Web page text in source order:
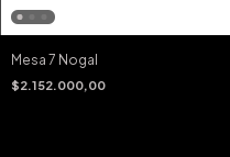
Mesa 7 Nogal
$2.152.000,00